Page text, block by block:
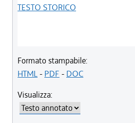
TESTO STORICO
Formato stampabile:
HTML- PDF - DOC
Visualizza: